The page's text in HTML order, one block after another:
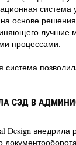
система
основе решения
лучшие
процессами.
система
СЭД В
Design внедрила